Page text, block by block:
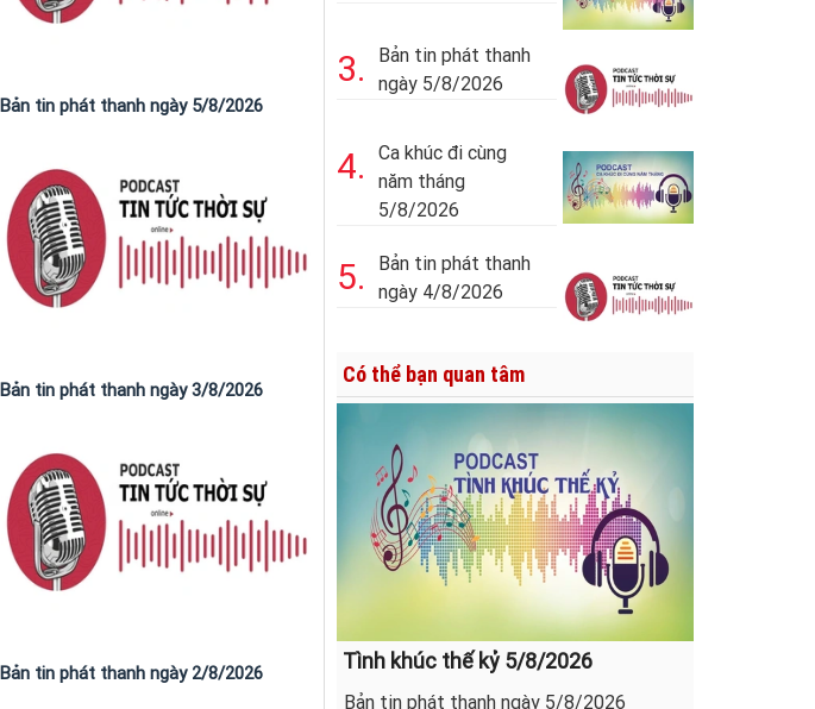
Bản tin phát thanh ngày 5/8/2026
Bản tin phát thanh ngày 3/8/2026
Bản tin phát thanh ngày 2/8/2026
3.
Bản tin phát thanh
ngày 5/8/2026
4.
Ca khúc đi cùng
năm tháng
5/8/2026
5.
Bản tin phát thanh
ngày 4/8/2026
Có thể bạn quan tâm
Tình khúc thế kỷ 5/8/2026
Bản tin phát thanh ngày 5/8/2026